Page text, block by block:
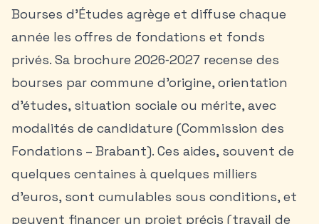
Bourses d’Études agrège et diffuse chaque
année les offres de fondations et fonds
privés. Sa brochure 2026‑2027 recense des
bourses par commune d’origine, orientation
d’études, situation sociale ou mérite, avec
modalités de candidature (Commission des
Fondations – Brabant). Ces aides, souvent de
quelques centaines à quelques milliers
d’euros, sont cumulables sous conditions, et
peuvent financer un projet précis (travail de